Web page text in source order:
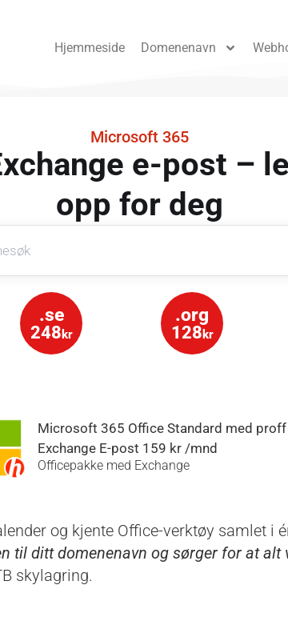
Hjemmeside Domenenavn
Microsoft 365
e-post –
opp for deg
.se
248 kr
.org
128 kr
Microsoft 365 Office Standard med proff
Exchange E-post 159 kr /mnd
Officepakke med Exchange
og kjente Office-verktøy samlet i
til ditt domenenavn og sørger for at alt
skylagring.